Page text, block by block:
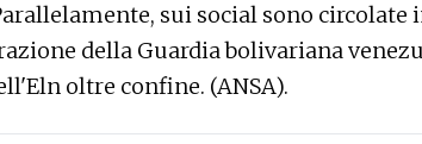
sui social sono
della Guardia bolivariana
oltre confine. (ANSA).